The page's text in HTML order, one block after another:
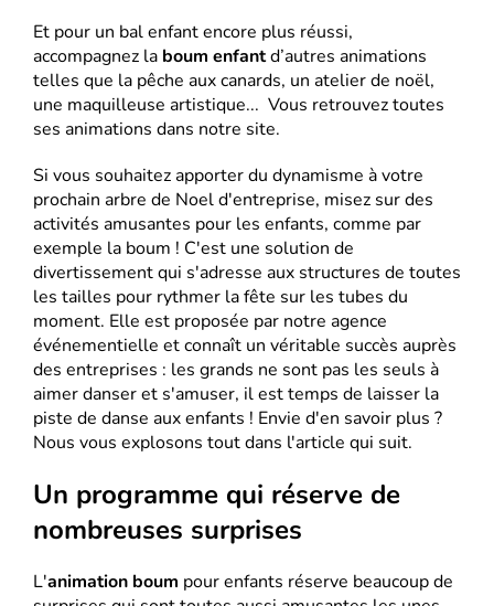
Et pour un bal enfant encore plus réussi,
accompagnez la boum enfantd’autres animations
telles que la pêche aux canards, un atelier de noël,
une maquilleuse artistique... Vous retrouvez toutes
ses animations dans notre site.
Si vous souhaitez apporter du dynamisme à votre
prochain arbre de Noel d'entreprise, misez sur des
activités amusantes pour les enfants, comme par
exemple la boum ! C'est une solution de
divertissement qui s'adresse aux structures de toutes
les tailles pour rythmer la fête sur les tubes du
moment. Elle est proposée par notre agence
événementielle et connaît un véritable succès auprès
des entreprises : les grands ne sont pas les seuls à
aimer danser et s'amuser, il est temps de laisser la
piste de danse aux enfants ! Envie d'en savoir plus ?
Nous vous explosons tout dans l'article qui suit.
Un programme qui réserve de
nombreuses surprises
L'animation boum pour enfants réserve beaucoup de